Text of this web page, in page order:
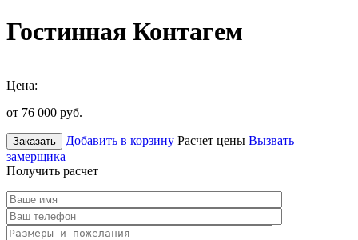
Гостинная Контагем
Цена:
от 76 000 руб.
Заказать Добавить в корзину Расчет цены Вызвать
замерщика
Получить расчет